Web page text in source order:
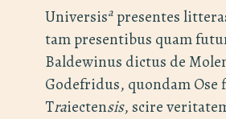
Universisa presentes
tam presentibus quam
Baldewinus dictus de
Godefridus, quondam Ose
Traiectensis, scire